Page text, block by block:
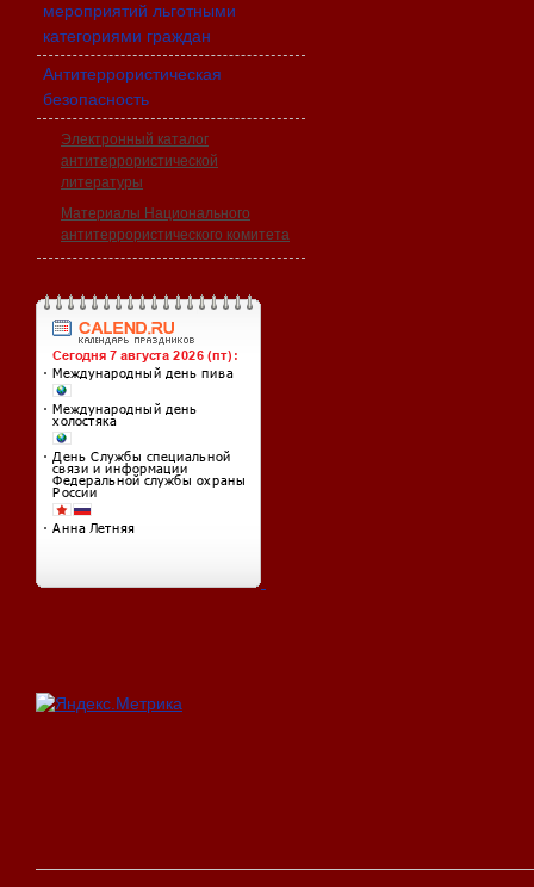
мероприятий льготными
категориями граждан
Антитеррористическая
безопасность
Электронный каталог
антитеррористической
литературы
Материалы Национального
антитеррористического комитета